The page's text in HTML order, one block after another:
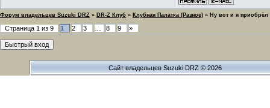
Форум владельцев Suzuki DRZ » DR-Z Клуб » Клубная Палатка (Разное) » Ну вот и я приобрёл
Страница 1 из 9 1 2 3 8 9 »
Сайт владельцев Suzuki DRZ © 2026